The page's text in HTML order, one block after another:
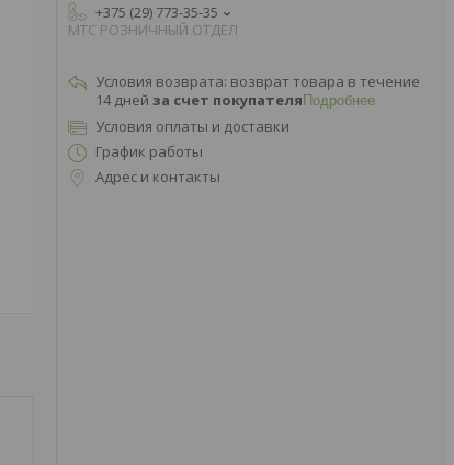
+375 (29) 773-35-35
МТС РОЗНИЧНЫЙ ОТДЕЛ
возврат товара в течение
14 дней за счет покупателя Подробнее
Условия оплаты и доставки
График работы
Адрес и контакты